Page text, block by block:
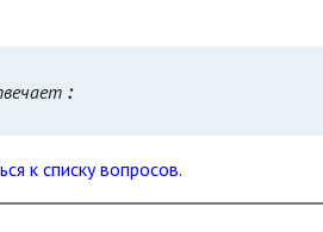
:
к списку вопросов.